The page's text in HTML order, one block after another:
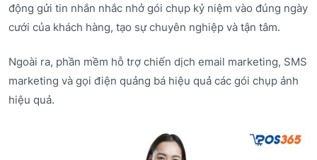
động gửi tin nhắn nhắc nhở gói chụp kỷ niệm vào đúng ngày
cưới của khách hàng, tạo sự chuyên nghiệp và tận tâm.
Ngoài ra, phần mềm hỗ trợ chiến dịch email marketing, SMS
marketing và gọi điện quảng bá hiệu quả các gói chụp ảnh
hiệu quả.